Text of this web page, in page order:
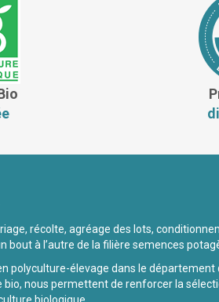
récolte, agréage des lots,
bout à l’autre de la filière semences
polyculture-élevage dans le département
bio, nous permettent de renforcer la